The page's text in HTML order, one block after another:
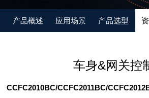
产品概述 应用场景 产品选型
车身&网关控
CCFC2010BC/CCFC2011BC/